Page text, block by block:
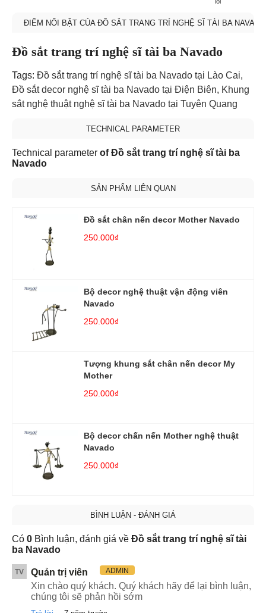
ĐIỂM NỔI BẬT CỦA ĐỒ SẮT TRANG TRÍ NGHỆ SĨ TÀI BA NAVADO
Đồ sắt trang trí nghệ sĩ tài ba Navado
Tags: Đồ sắt trang trí nghệ sĩ tài ba Navado tại Lào Cai,
Đồ sắt decor nghệ sĩ tài ba Navado tại Điện Biên, Khung
sắt nghệ thuật nghệ sĩ tài ba Navado tại Tuyên Quang
TECHNICAL PARAMETER
Technical parameter of Đồ sắt trang trí nghệ sĩ tài ba
Navado
SẢN PHẨM LIÊN QUAN
Đồ sắt chân nến decor Mother Navado
250.000₫
Bộ decor nghệ thuật vận động viên
Navado
250.000₫
Tượng khung sắt chân nến decor My
Mother
250.000₫
Bộ decor chấn nến Mother nghệ thuật
Navado
250.000₫
BÌNH LUẬN - ĐÁNH GIÁ
Có 0 Bình luận, đánh giá về Đồ sắt trang trí nghệ sĩ tài
ba Navado
TV Quản trị viên ADMIN
Xin chào quý khách. Quý khách hãy để lại bình luận,
chúng tôi sẽ phản hồi sớm